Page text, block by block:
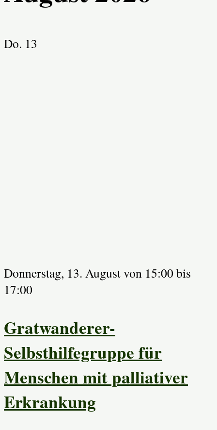
Do. 13
Donnerstag, 13. August von 15:00bis
17:00
Gratwanderer-
Selbsthilfegruppe für
Menschen mit palliativer
Erkrankung